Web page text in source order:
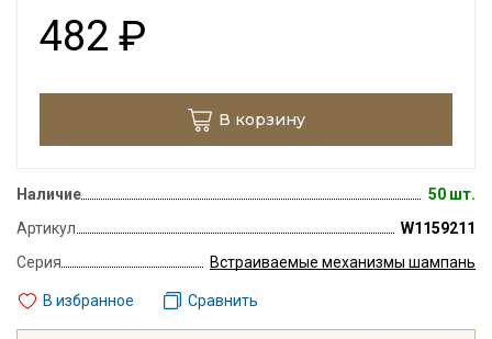
482 ₽
В корзину
Наличие
50 шт.
Артикул
W1159211
Серия
Встраиваемые механизмы шампань
В избранное Сравнить